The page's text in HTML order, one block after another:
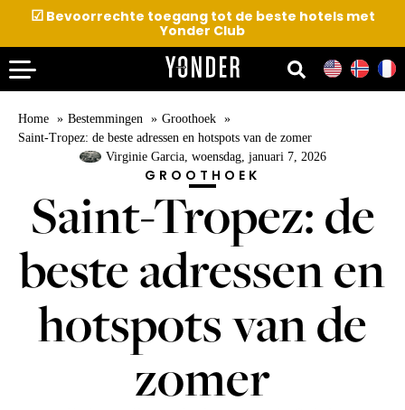
☑Bevoorrechte toegang tot de beste hotels met
Yonder Club
Home Bestemmingen
Groothoek
Saint-Tropez: de beste adressen en hotspots van de zomer
Virginie Garcia, woensdag, januari 7, 2026
GROOTHOEK
Saint-Tropez: de
beste adressen en
hotspots van de
zomer